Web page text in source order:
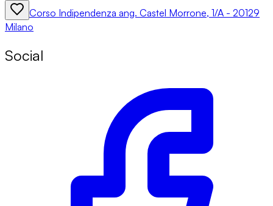
Corso Indipendenza ang. Castel Morrone, 1/A - 20129
Milano
Social